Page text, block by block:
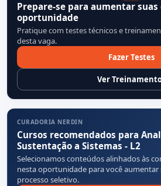
Prepare-se para aumentar suas
oportunidade
Pratique com testes técnicos e
desta vaga.
Fazer Testes
Ver
CURADORIA NERDIN
Cursos recomendados para
Sustentação a Sistemas - L2
Selecionamos conteúdos alinhados às
nesta oportunidade para você aumentar
processo seletivo.